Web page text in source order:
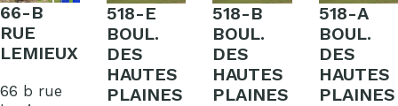
66-B
RUE
LEMIEUX
66 b rue
518-E
BOUL.
DES
HAUTES
PLAINES
518-B
BOUL.
DES
HAUTES
PLAINES
518-A
BOUL.
DES
HAUTES
PLAINES